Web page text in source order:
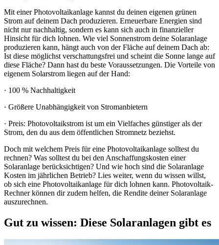
Mit einer Photovoltaikanlage kannst du deinen eigenen grünen
Strom auf deinem Dach produzieren. Erneuerbare Energien sind
nicht nur nachhaltig, sondern es kann sich auch in finanzieller
Hinsicht für dich lohnen. Wie viel Sonnenstrom deine Solaranlage
produzieren kann, hängt auch von der Fläche auf deinem Dach ab:
Ist diese möglichst verschattungsfrei und scheint die Sonne lange auf
diese Fläche? Dann hast du beste Voraussetzungen. Die Vorteile von
eigenem Solarstrom liegen auf der Hand:
· 100 % Nachhaltigkeit
· Größere Unabhängigkeit von Stromanbietern
· Preis: Photovoltaikstrom ist um ein Vielfaches günstiger als der
Strom, den du aus dem öffentlichen Stromnetz beziehst.
Doch mit welchem Preis für eine Photovoltaikanlage solltest du
rechnen? Was solltest du bei den Anschaffungskosten einer
Solaranlage berücksichtigen? Und wie hoch sind die Solaranlage
Kosten im jährlichen Betrieb? Lies weiter, wenn du wissen willst,
ob sich eine Photovoltaikanlage für dich lohnen kann. Photovoltaik-
Rechner können dir zudem helfen, die Rendite deiner Solaranlage
auszurechnen.
Gut zu wissen: Diese Solaranlagen gibt es